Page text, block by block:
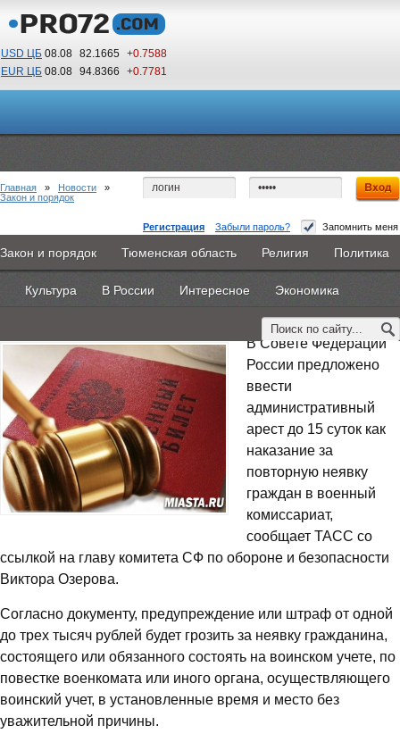
USD ЦБ 08.08 82.1665 +0.7588
EUR ЦБ 08.08 94.8366 +0.7781
02 58
По Гринвичу (GMT +5)
Регистрация Забыли пароль? Запомнить меня
Главная Новости Объявления КНИГИ ВестиNet
Каталоги 9PS Прочее
Закон и порядок Тюменская область Религия Политика
Культура В России Интересное Экономика
Главная » Новости »
Закон и порядок
Совфед предлагает ввести арест до 15 суток за
неявку в военкомат
В Совете Федерации
России предложено
ввести
административный
арест до 15 суток как
наказание за
повторную неявку
граждан в военный
комиссариат,
сообщает ТАСС со
ссылкой на главу комитета СФ по обороне и безопасности
Виктора Озерова.
Согласно документу, предупреждение или штраф от одной
до трех тысяч рублей будет грозить за неявку гражданина,
состоящего или обязанного состоять на воинском учете, по
повестке военкомата или иного органа, осуществляющего
воинский учет, в установленные время и место без
уважительной причины.